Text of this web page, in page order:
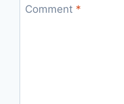
Comment *